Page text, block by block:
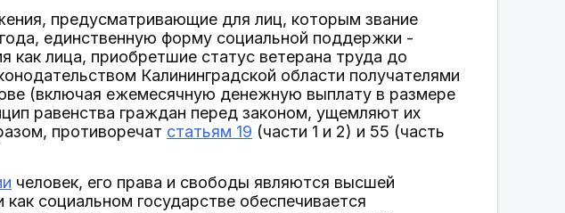
предусматривающие для лиц, которым звание
единственную форму социальной поддержки -
лица, приобретшие статус ветерана труда до
Калининградской области получателями
(включая ежемесячную денежную выплату в размере
равенства граждан перед законом, ущемляют их
противоречат статьям 19 (части 1 и 2) и 55 (часть
человек, его права и свободы являются высшей
социальном государстве обеспечивается